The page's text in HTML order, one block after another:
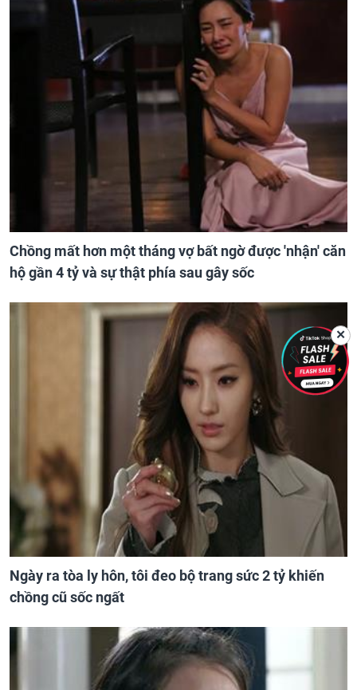
Chồng mất hơn một tháng vợ bất ngờ được 'nhận' căn
hộ gần 4 tỷ và sự thật phía sau gây sốc
Ngày ra tòa ly hôn, tôi đeo bộ trang sức 2 tỷ khiến
chồng cũ sốc ngất
✕